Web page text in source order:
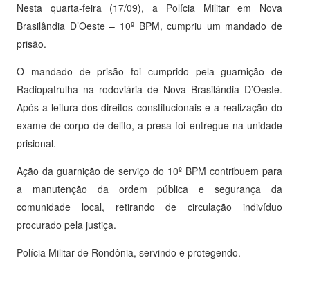
Nesta quarta-feira (17/09), a Polícia Militar em Nova
Brasilândia D’Oeste – 10º BPM, cumpriu um mandado de
prisão.
O mandado de prisão foi cumprido pela guarnição de
Radiopatrulha na rodoviária de Nova Brasilândia D’Oeste.
Após a leitura dos direitos constitucionais e a realização do
exame de corpo de delito, a presa foi entregue na unidade
prisional.
Ação da guarnição de serviço do 10º BPM contribuem para
a manutenção da ordem pública e segurança da
comunidade local, retirando de circulação indivíduo
procurado pela justiça.
Polícia Militar de Rondônia, servindo e protegendo.